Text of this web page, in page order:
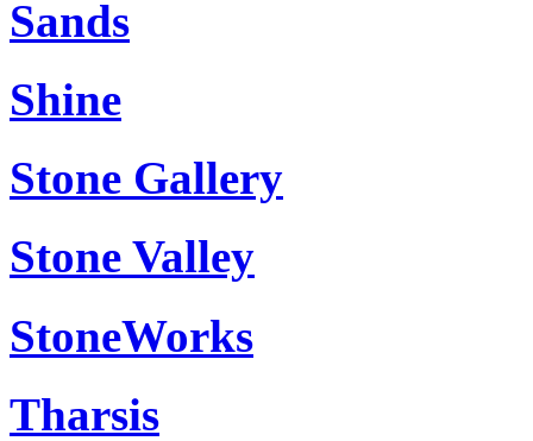
Sands
Shine
Stone Gallery
Stone Valley
StoneWorks
Tharsis